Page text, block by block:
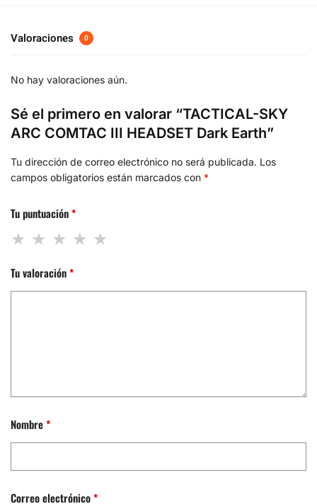
Valoraciones 0
No hay valoraciones aún.
Sé el primero en valorar “TACTICAL-SKY
ARC COMTAC III HEADSET Dark Earth”
Tu dirección de correo electrónico no será publicada. Los
campos obligatorios están marcados con *
Tu puntuación*
Tu valoración*
Nombre*
Correo electrónico*